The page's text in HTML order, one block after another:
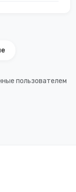
пользователем